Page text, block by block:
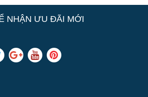
NHẬN ƯU ĐÃI MỚI